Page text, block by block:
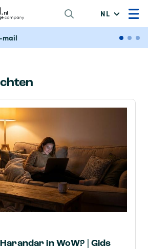
NL
mail
in WoW? | Gids